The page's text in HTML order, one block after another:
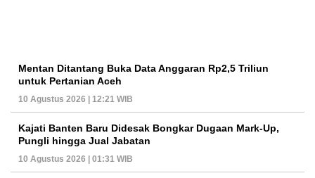
Mentan Ditantang Buka Data Anggaran Rp2,5 Triliun
untuk Pertanian Aceh
10 Agustus 2026 | 12:21 WIB
Kajati Banten Baru Didesak Bongkar Dugaan Mark-Up,
Pungli hingga Jual Jabatan
10 Agustus 2026 | 01:31 WIB